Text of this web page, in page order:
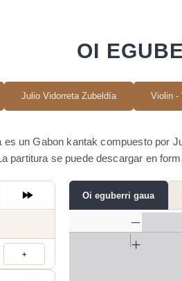
OI
Julio Vidorreta Zubeldía Violin -
es un Gabon kantak compuesto por
partitura se puede descargar en
+
Oi eguberri gaua